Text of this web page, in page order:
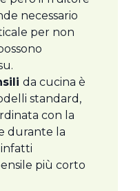
necessario
per non
da cucina è
standard,
con la
durante la
più corto